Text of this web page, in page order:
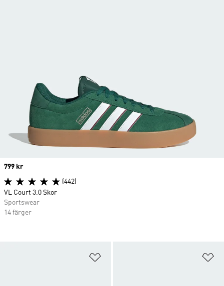
Price
799 kr
(442)
VL Court 3.0 Skor
Sportswear
14 färger